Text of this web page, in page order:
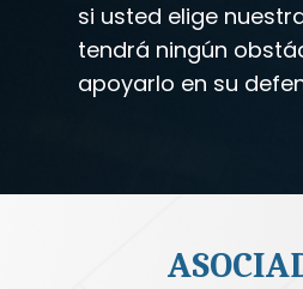
si usted elige
tendrá ningún
apoyarlo en su